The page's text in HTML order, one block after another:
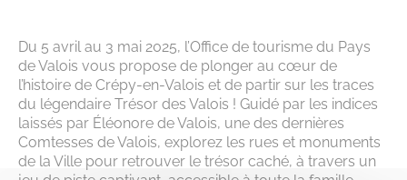
Du 5 avril au 3 mai 2025, l’Office de tourisme du Pays
de Valois vous propose de plonger au cœur de
l’histoire de Crépy-en-Valois et de partir sur les traces
du légendaire Trésor des Valois ! Guidé par les indices
laissés par Éléonore de Valois, une des dernières
Comtesses de Valois, explorez les rues et monuments
de la Ville pour retrouver le trésor caché, à travers un